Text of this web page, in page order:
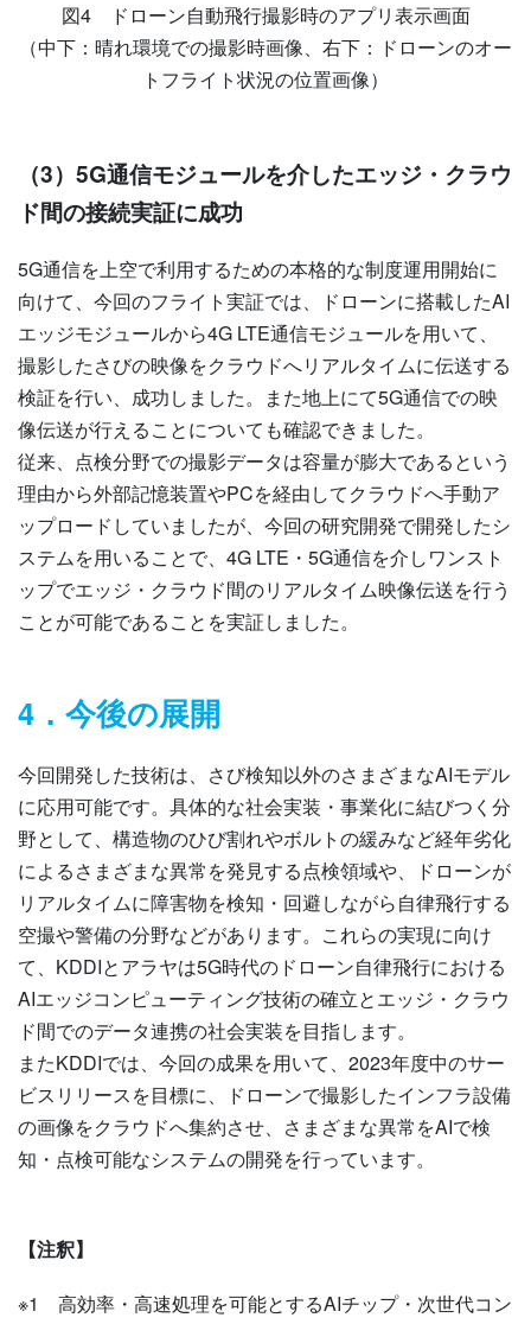
図4 ドローン自動飛行撮影時のアプリ表示画面
（中下：晴れ環境での撮影時画像、右下：ドローンのオー
トフライト状況の位置画像）
（3）5G通信モジュールを介したエッジ・クラウ
ド間の接続実証に成功
5G通信を上空で利用するための本格的な制度運用開始に
向けて、今回のフライト実証では、ドローンに搭載したAI
エッジモジュールから4G LTE通信モジュールを用いて、
撮影したさびの映像をクラウドへリアルタイムに伝送する
検証を行い、成功しました。また地上にて5G通信での映
像伝送が行えることについても確認できました。
従来、点検分野での撮影データは容量が膨大であるという
理由から外部記憶装置やPCを経由してクラウドへ手動ア
ップロードしていましたが、今回の研究開発で開発したシ
ステムを用いることで、4G LTE・5G通信を介しワンスト
ップでエッジ・クラウド間のリアルタイム映像伝送を行う
ことが可能であることを実証しました。
4．今後の展開
今回開発した技術は、さび検知以外のさまざまなAIモデル
に応用可能です。具体的な社会実装・事業化に結びつく分
野として、構造物のひび割れやボルトの緩みなど経年劣化
によるさまざまな異常を発見する点検領域や、ドローンが
リアルタイムに障害物を検知・回避しながら自律飛行する
空撮や警備の分野などがあります。これらの実現に向け
て、KDDIとアラヤは5G時代のドローン自律飛行における
AIエッジコンピューティング技術の確立とエッジ・クラウ
ド間でのデータ連携の社会実装を目指します。
またKDDIでは、今回の成果を用いて、2023年度中のサー
ビスリリースを目標に、ドローンで撮影したインフラ設備
の画像をクラウドへ集約させ、さまざまな異常をAIで検
知・点検可能なシステムの開発を行っています。
【注釈】
※1
高効率・高速処理を可能とするAIチップ・次世代コン